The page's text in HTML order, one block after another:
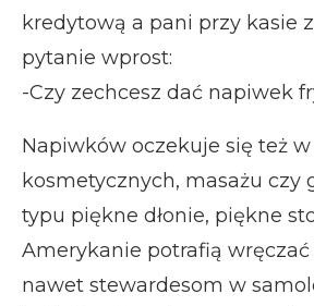
kredytową a pani przy kasie
pytanie wprost:
-Czy zechcesz dać napiwek
Napiwków oczekuje się też
kosmetycznych, masażu czy
typu piękne dłonie, piękne
Amerykanie potrafią
nawet stewardesom w